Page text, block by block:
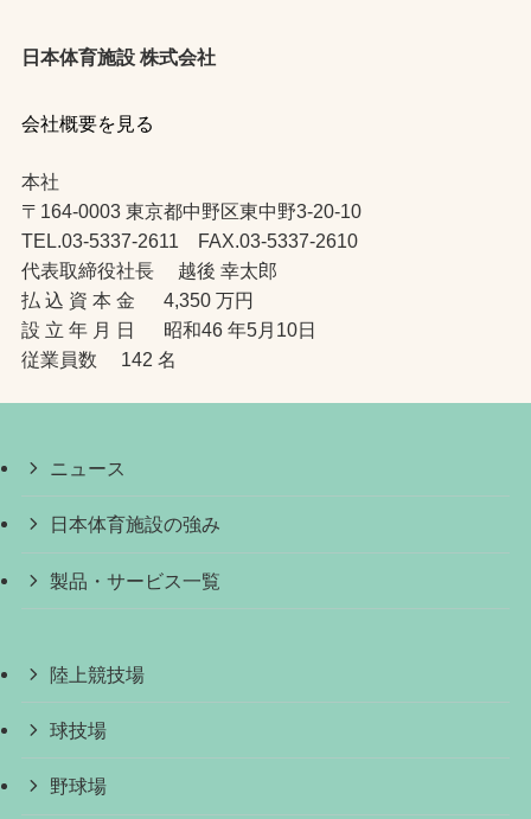
日本体育施設 株式会社
会社概要を見る
本社
〒164-0003 東京都中野区東中野3-20-10
TEL.03-5337-2611 FAX.03-5337-2610
代表取締役社長 越後 幸太郎
払 込 資 本 金 4,350 万円
設 立 年 月 日 昭和46 年5月10日
従業員数 142 名
ニュース
日本体育施設の強み
製品・サービス一覧
陸上競技場
球技場
野球場